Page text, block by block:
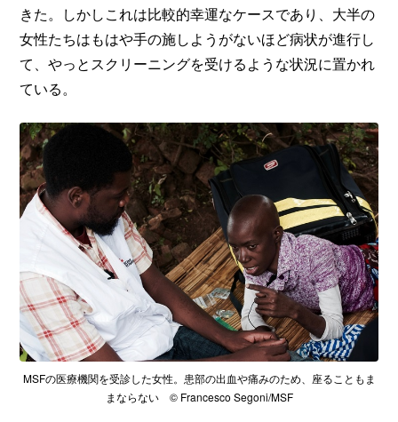
きた。しかしこれは比較的幸運なケースであり、大半の
女性たちはもはや手の施しようがないほど病状が進行し
て、やっとスクリーニングを受けるような状況に置かれ
ている。
MSFの医療機関を受診した女性。患部の出血や痛みのため、座ることもま
まならない © Francesco Segoni/MSF